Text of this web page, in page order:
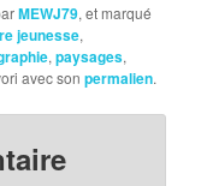
MEWJ79, et marqué
jeunesse,
,paysages,
avec sonpermalien.